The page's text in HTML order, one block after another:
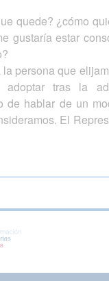
quede? ¿cómo
gustaría estar
persona que
tras la
de hablar de un
El